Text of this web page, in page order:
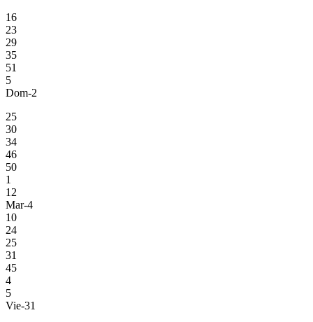
16
23
29
35
51
5
Dom-2
25
30
34
46
50
1
12
Mar-4
10
24
25
31
45
4
5
Vie-31